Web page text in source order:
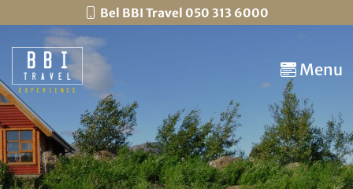
Bel BBI Travel 050 313 6000
Menu